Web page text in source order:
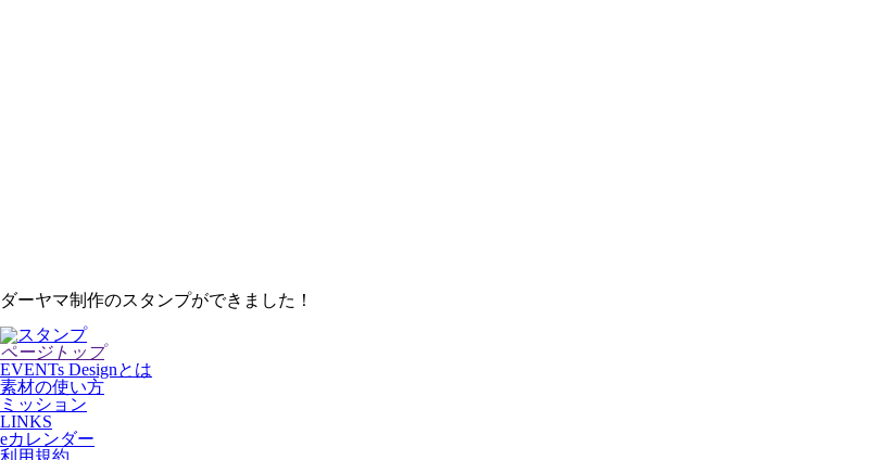
ダーヤマ制作のスタンプができました！
ページトップ
EVENTs Designとは
素材の使い方
ミッション
LINKS
eカレンダー
利用規約